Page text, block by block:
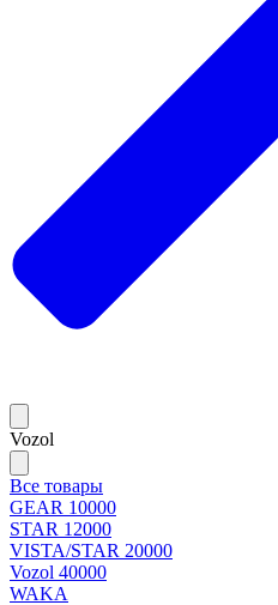
Vozol
Все товары
GEAR 10000
STAR 12000
VISTA/STAR 20000
Vozol 40000
WAKA